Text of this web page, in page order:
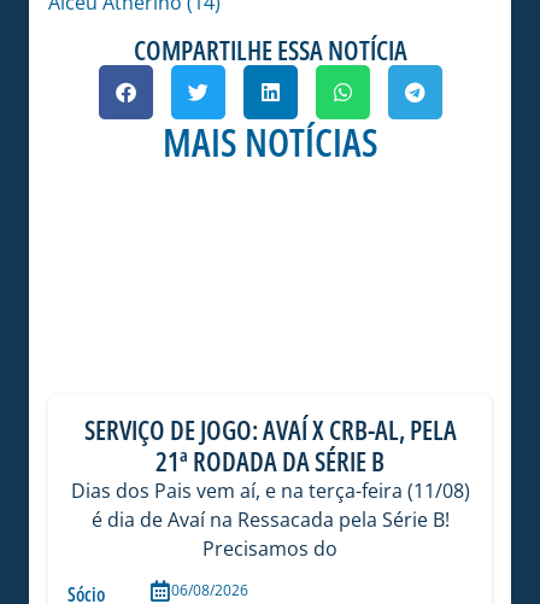
COMPARTILHE ESSA NOTÍCIA
MAIS NOTÍCIAS
SERVIÇO DE JOGO: AVAÍ X CRB-AL, PELA
21ª RODADA DA SÉRIE B
Dias dos Pais vem aí, e na terça-feira (11/08)
é dia de Avaí na Ressacada pela Série B!
Precisamos do
Sócio
06/08/2026